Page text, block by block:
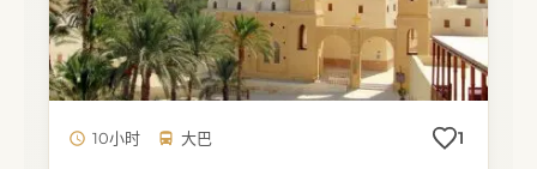
10小时 大巴 1